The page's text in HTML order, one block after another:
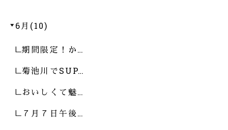
6月(10)
期間限定！か…
菊池川でSUP…
おいしくて魅…
７月７日午後…